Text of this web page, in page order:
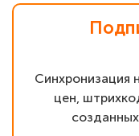
Синхронизация
цен,